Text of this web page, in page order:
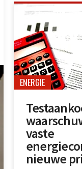
ENERGIE
vaste
nieuwe